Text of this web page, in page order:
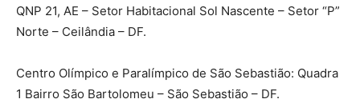
QNP 21, AE – Setor Habitacional Sol Nascente – Setor “P”
Norte – Ceilândia – DF.
Centro Olímpico e Paralímpico de São Sebastião: Quadra
1 Bairro São Bartolomeu – São Sebastião – DF.